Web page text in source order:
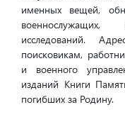
именных вещей,
исследований.
поисковикам,
и военного
изданий Книги
погибших за Родину.